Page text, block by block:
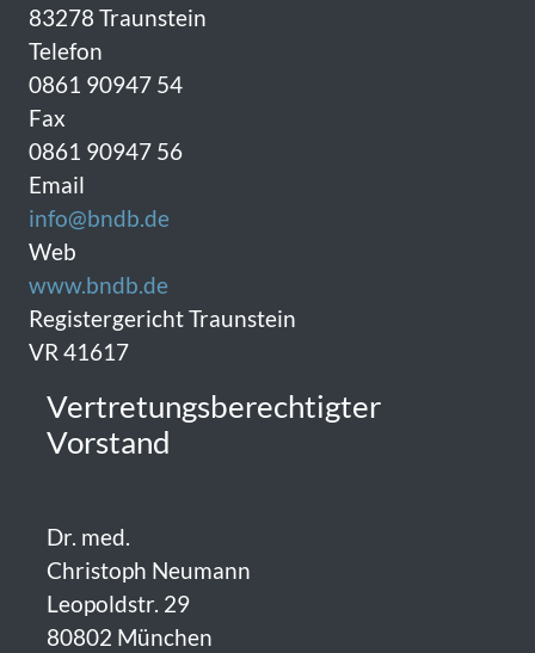
83278 Traunstein
Telefon
0861 90947 54
Fax
0861 90947 56
Email
info@bndb.de
Web
www.bndb.de
Registergericht Traunstein
VR 41617
Vertretungsberechtigter
Vorstand
Dr. med.
Christoph Neumann
Leopoldstr. 29
80802 München